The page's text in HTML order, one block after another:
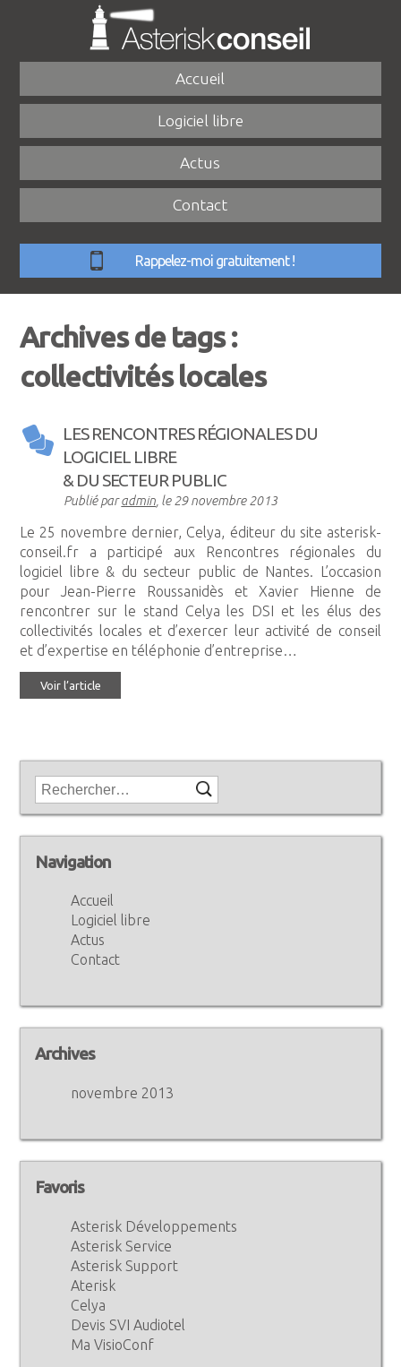
Accueil
Logiciel libre
Actus
Contact
Rappelez-moi gratuitement !
Archives de tags :
collectivités locales
LES RENCONTRES RÉGIONALES DU
LOGICIEL LIBRE
& DU SECTEUR PUBLIC
Publié paradmin , le 29 novembre 2013
Le 25 novembre dernier, Celya, éditeur du site asterisk-
conseil.fr a participé aux Rencontres régionales du
logiciel libre & du secteur public de Nantes. L’occasion
pour Jean-Pierre Roussanidès et Xavier Hienne de
rencontrer sur le stand Celya les DSI et les élus des
collectivités locales et d’exercer leur activité de conseil
et d’expertise en téléphonie d’entreprise…
Voir l’article
Navigation
Accueil
Logiciel libre
Actus
Contact
Archives
novembre 2013
Favoris
Asterisk Développements
Asterisk Service
Asterisk Support
Aterisk
Celya
Devis SVI Audiotel
Ma VisioConf